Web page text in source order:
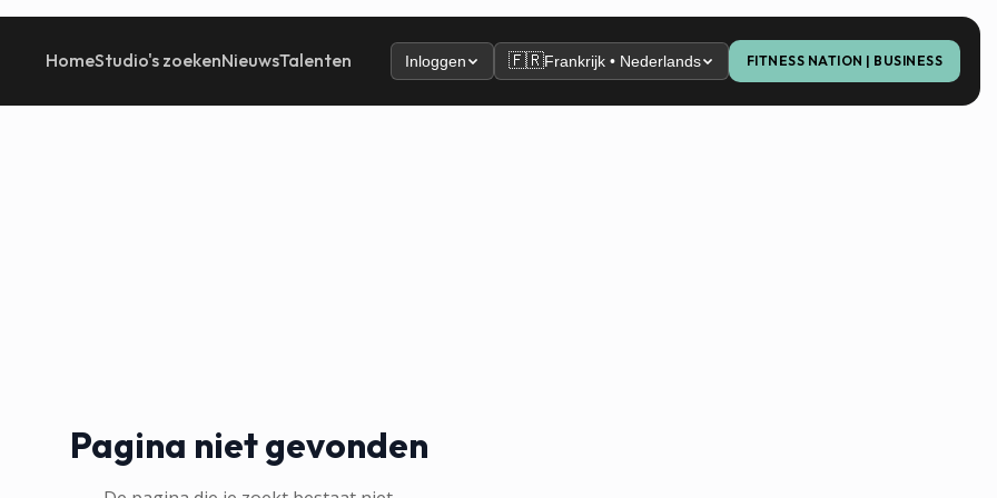
HomeStudio's zoekenNieuwsTalenten Inloggen 🇫🇷Frankrijk • Nederlands FITNESS NATION | BUSINESS
Pagina niet gevonden